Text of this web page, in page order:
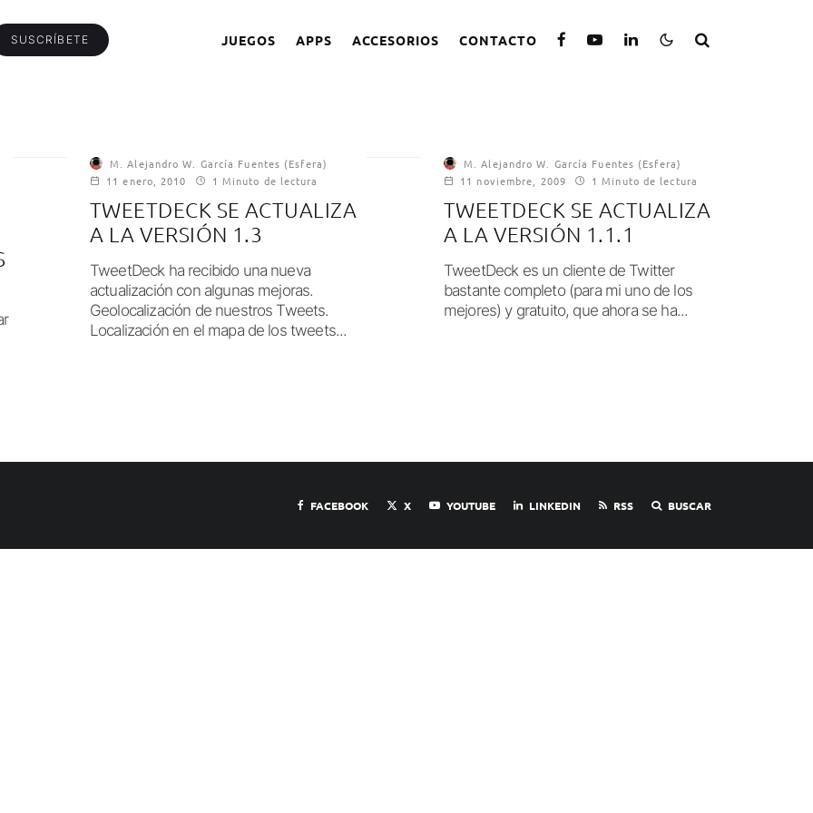
SUSCRÍBETE JUEGOS APPS ACCESORIOS CONTACTO
M. Alejandro W. García Fuentes (Esfera)
11 enero, 2010
1 Minuto de lectura
TWEETDECK SE ACTUALIZA
A LA VERSIÓN 1.3
TweetDeck ha recibido una nueva
actualización con algunas mejoras.
Geolocalización de nuestros Tweets.
Localización en el mapa de los tweets...
M. Alejandro W. García Fuentes (Esfera)
11 noviembre, 2009
1 Minuto de lectura
TWEETDECK SE ACTUALIZA
A LA VERSIÓN 1.1.1
TweetDeck es un cliente de Twitter
bastante completo (para mi uno de los
mejores) y gratuito, que ahora se ha...
FACEBOOK X YOUTUBE LINKEDIN RSS BUSCAR